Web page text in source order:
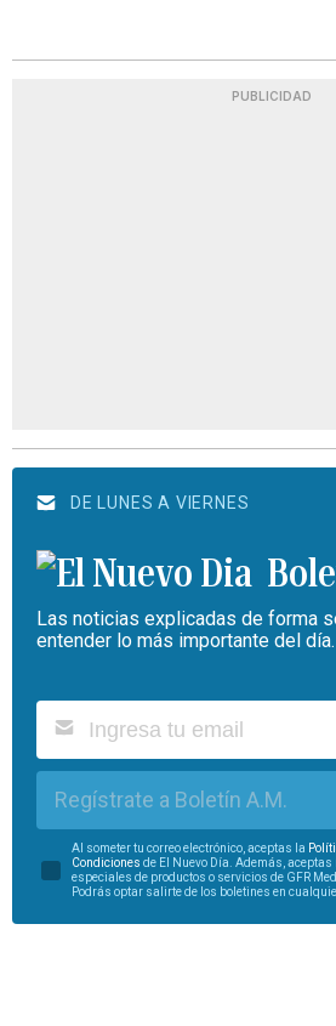
PUBLICIDAD
DE LUNES A VIERNES
Las noticias explicadas de forma
entender lo más importante del día.
Regístrate a Boletín A.M.
Al someter tu correo electrónico, aceptas la
Condiciones de El Nuevo Día. Además,
especiales de productos o servicios de GFR
Podrás optar salirte de los boletines en